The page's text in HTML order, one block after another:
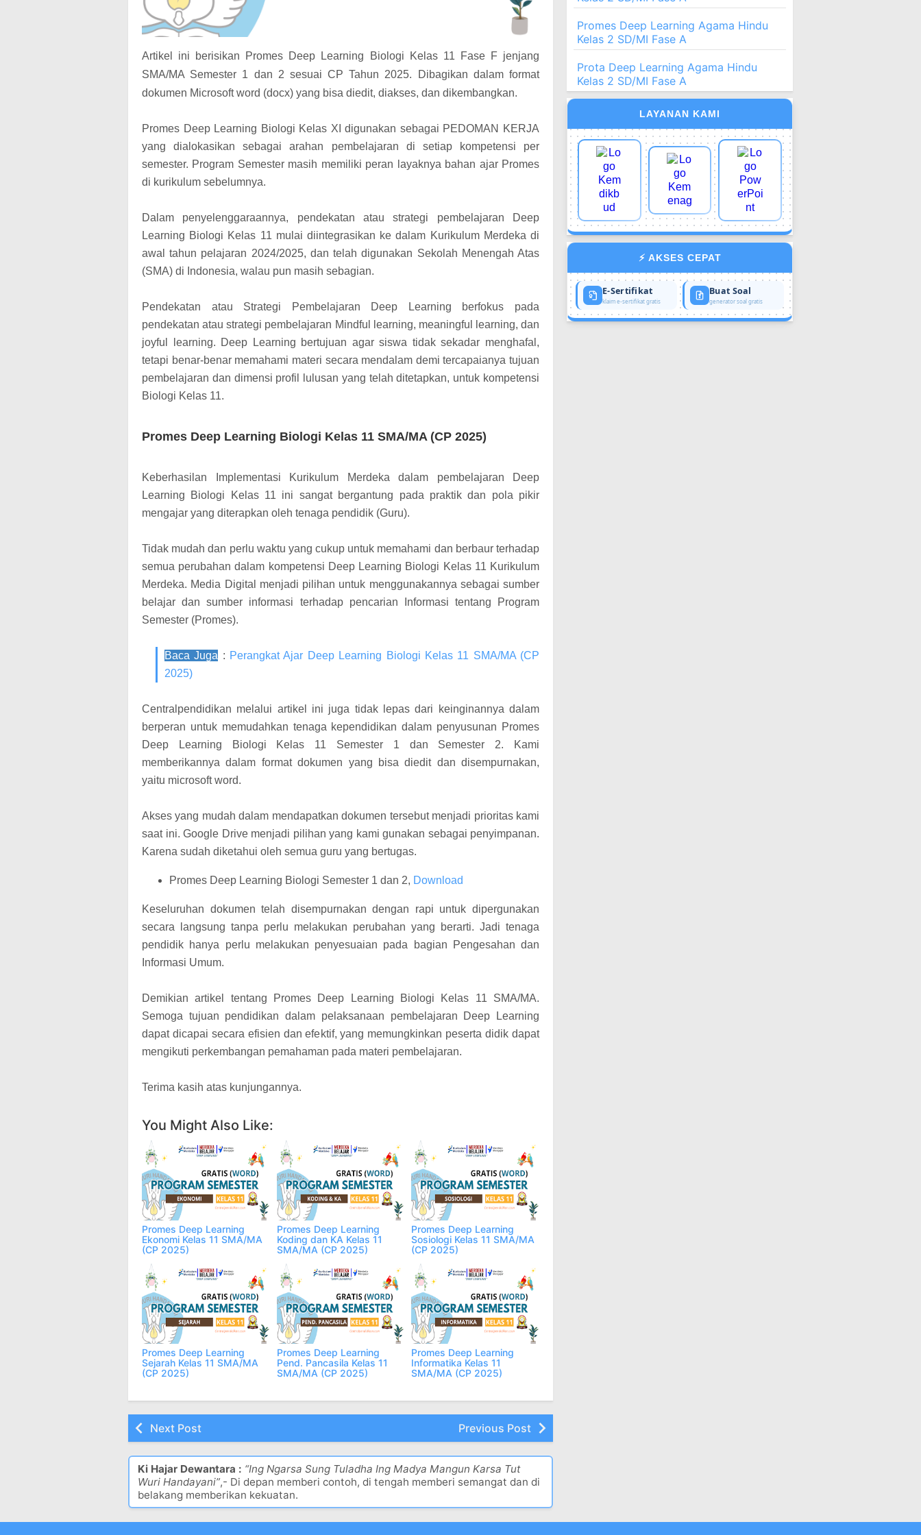
Artikel ini berisikan Promes Deep Learning Biologi Kelas 11 Fase F jenjang
SMA/MA Semester 1 dan 2 sesuai CP Tahun 2025. Dibagikan dalam format
dokumen Microsoft word (docx) yang bisa diedit, diakses, dan dikembangkan.
Promes Deep Learning Biologi Kelas XI digunakan sebagai PEDOMAN KERJA
yang dialokasikan sebagai arahan pembelajaran di setiap kompetensi per
semester. Program Semester masih memiliki peran layaknya bahan ajar Promes
di kurikulum sebelumnya.
Dalam penyelenggaraannya, pendekatan atau strategi pembelajaran Deep
Learning Biologi Kelas 11 mulai diintegrasikan ke dalam Kurikulum Merdeka di
awal tahun pelajaran 2024/2025, dan telah digunakan Sekolah Menengah Atas
(SMA) di Indonesia, walau pun masih sebagian.
Pendekatan atau Strategi Pembelajaran Deep Learning berfokus pada
pendekatan atau strategi pembelajaran Mindful learning, meaningful learning, dan
joyful learning. Deep Learning bertujuan agar siswa tidak sekadar menghafal,
tetapi benar-benar memahami materi secara mendalam demi tercapaianya tujuan
pembelajaran dan dimensi profil lulusan yang telah ditetapkan, untuk kompetensi
Biologi Kelas 11.
Promes Deep Learning Biologi Kelas 11 SMA/MA (CP 2025)
Keberhasilan Implementasi Kurikulum Merdeka dalam pembelajaran Deep
Learning Biologi Kelas 11 ini sangat bergantung pada praktik dan pola pikir
mengajar yang diterapkan oleh tenaga pendidik (Guru).
Tidak mudah dan perlu waktu yang cukup untuk memahami dan berbaur terhadap
semua perubahan dalam kompetensi Deep Learning Biologi Kelas 11 Kurikulum
Merdeka. Media Digital menjadi pilihan untuk menggunakannya sebagai sumber
belajar dan sumber informasi terhadap pencarian Informasi tentang Program
Semester (Promes).
Baca Juga : Perangkat Ajar Deep Learning Biologi Kelas 11 SMA/MA (CP
2025)
Centralpendidikan melalui artikel ini juga tidak lepas dari keinginannya dalam
berperan untuk memudahkan tenaga kependidikan dalam penyusunan Promes
Deep Learning Biologi Kelas 11 Semester 1 dan Semester 2. Kami
memberikannya dalam format dokumen yang bisa diedit dan disempurnakan,
yaitu microsoft word.
Akses yang mudah dalam mendapatkan dokumen tersebut menjadi prioritas kami
saat ini. Google Drive menjadi pilihan yang kami gunakan sebagai penyimpanan.
Karena sudah diketahui oleh semua guru yang bertugas.
Promes Deep Learning Biologi Semester 1 dan 2, Download
Keseluruhan dokumen telah disempurnakan dengan rapi untuk dipergunakan
secara langsung tanpa perlu melakukan perubahan yang berarti. Jadi tenaga
pendidik hanya perlu melakukan penyesuaian pada bagian Pengesahan dan
Informasi Umum.
Demikian artikel tentang Promes Deep Learning Biologi Kelas 11 SMA/MA.
Semoga tujuan pendidikan dalam pelaksanaan pembelajaran Deep Learning
dapat dicapai secara efisien dan efektif, yang memungkinkan peserta didik dapat
mengikuti perkembangan pemahaman pada materi pembelajaran.
Terima kasih atas kunjungannya.
You Might Also Like:
Promes Deep Learning
Ekonomi Kelas 11 SMA/MA
(CP 2025)
Promes Deep Learning
Koding dan KA Kelas 11
SMA/MA (CP 2025)
Promes Deep Learning
Sosiologi Kelas 11 SMA/MA
(CP 2025)
Promes Deep Learning
Sejarah Kelas 11 SMA/MA
(CP 2025)
Promes Deep Learning
Pend. Pancasila Kelas 11
SMA/MA (CP 2025)
Promes Deep Learning
Informatika Kelas 11
SMA/MA (CP 2025)
Next Post Previous Post
Ki Hajar Dewantara : “Ing Ngarsa Sung Tuladha Ing Madya Mangun Karsa Tut
Wuri Handayani”,- Di depan memberi contoh, di tengah memberi semangat dan di
belakang memberikan kekuatan.
Promes Deep Learning Agama Hindu
Kelas 2 SD/MI Fase A
Prota Deep Learning Agama Hindu
Kelas 2 SD/MI Fase A
LAYANAN KAMI
⚡ AKSES CEPAT
E-Sertifikat
klaim e-sertifikat gratis
Buat Soal
generator soal gratis